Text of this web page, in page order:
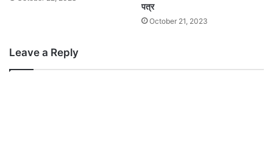
पत्र
October 21, 2023
Leave a Reply